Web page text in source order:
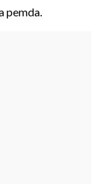
pemda.